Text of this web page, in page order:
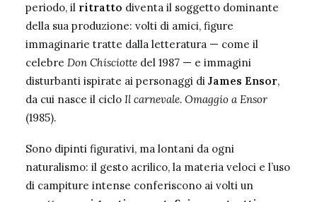
periodo, il ritratto diventa il soggetto dominante
della sua produzione: volti di amici, figure
immaginarie tratte dalla letteratura — come il
celebre Don Chisciotte del 1987 — e immagini
disturbanti ispirate ai personaggi di James Ensor,
da cui nasce il ciclo Il carnevale. Omaggio a Ensor
(1985).
Sono dipinti figurativi, ma lontani da ogni
naturalismo: il gesto acrilico, la materia veloci e l’uso
di campiture intense conferiscono ai volti un